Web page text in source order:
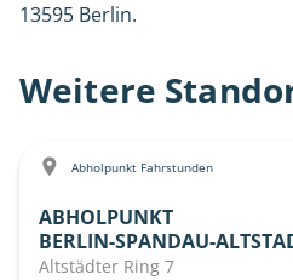
13595 Berlin.
Weitere
Abholpunkt Fahrstunden
ABHOLPUNKT
BERLIN-SPANDAU-
Altstädter Ring 7